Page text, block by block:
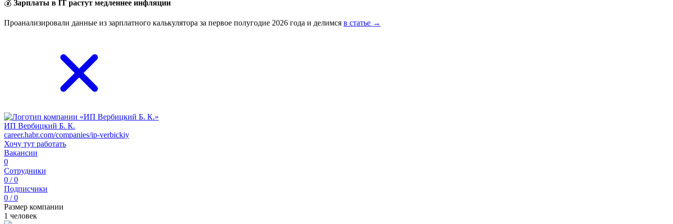
💰 Зарплаты в IT растут медленнее инфляции
Проанализировали данные из зарплатного калькулятора за первое полугодие 2026 года и делимся в статье →
ИП Вербицкий Б. К.
career.habr.com/companies/ip-verbickiy
Хочу тут работать
Вакансии
0
Сотрудники
0 / 0
Подписчики
0 / 0
Размер компании
1 человек